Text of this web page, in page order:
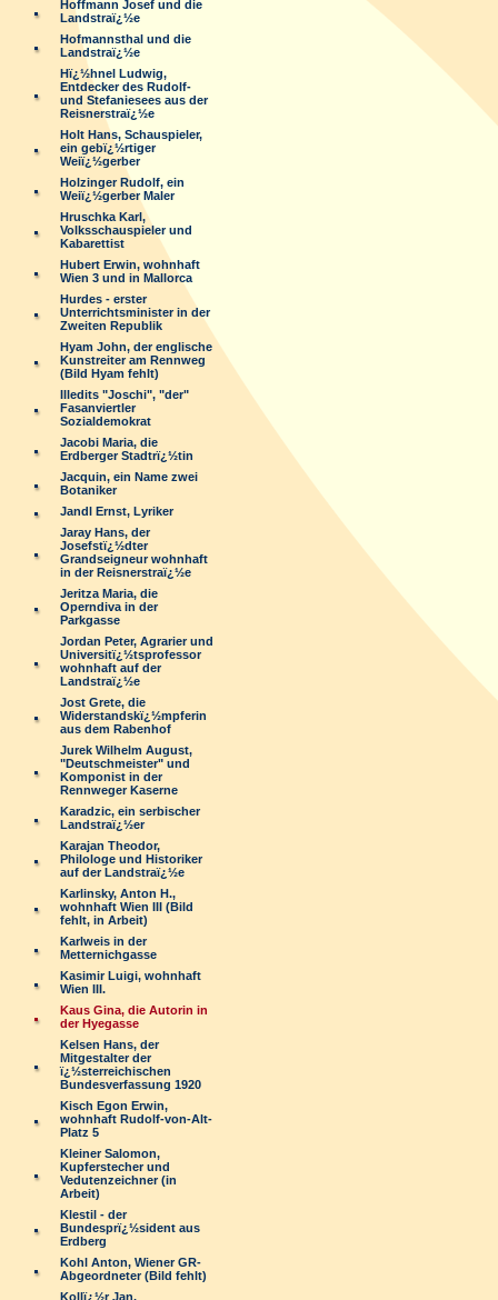
Hoffmann Josef und die
Landstraï¿½e
Hofmannsthal und die
Landstraï¿½e
Hï¿½hnel Ludwig,
Entdecker des Rudolf-
und Stefaniesees aus der
Reisnerstraï¿½e
Holt Hans, Schauspieler,
ein gebï¿½rtiger
Weiï¿½gerber
Holzinger Rudolf, ein
Weiï¿½gerber Maler
Hruschka Karl,
Volksschauspieler und
Kabarettist
Hubert Erwin, wohnhaft
Wien 3 und in Mallorca
Hurdes - erster
Unterrichtsminister in der
Zweiten Republik
Hyam John, der englische
Kunstreiter am Rennweg
(Bild Hyam fehlt)
Illedits "Joschi", "der"
Fasanviertler
Sozialdemokrat
Jacobi Maria, die
Erdberger Stadtrï¿½tin
Jacquin, ein Name zwei
Botaniker
Jandl Ernst, Lyriker
Jaray Hans, der
Josefstï¿½dter
Grandseigneur wohnhaft
in der Reisnerstraï¿½e
Jeritza Maria, die
Operndiva in der
Parkgasse
Jordan Peter, Agrarier und
Universitï¿½tsprofessor
wohnhaft auf der
Landstraï¿½e
Jost Grete, die
Widerstandskï¿½mpferin
aus dem Rabenhof
Jurek Wilhelm August,
"Deutschmeister" und
Komponist in der
Rennweger Kaserne
Karadzic, ein serbischer
Landstraï¿½er
Karajan Theodor,
Philologe und Historiker
auf der Landstraï¿½e
Karlinsky, Anton H.,
wohnhaft Wien III (Bild
fehlt, in Arbeit)
Karlweis in der
Metternichgasse
Kasimir Luigi, wohnhaft
Wien III.
Kaus Gina, die Autorin in
der Hyegasse
Kelsen Hans, der
Mitgestalter der
ï¿½sterreichischen
Bundesverfassung 1920
Kisch Egon Erwin,
wohnhaft Rudolf-von-Alt-
Platz 5
Kleiner Salomon,
Kupferstecher und
Vedutenzeichner (in
Arbeit)
Klestil - der
Bundesprï¿½sident aus
Erdberg
Kohl Anton, Wiener GR-
Abgeordneter (Bild fehlt)
Kollï¿½r Jan,